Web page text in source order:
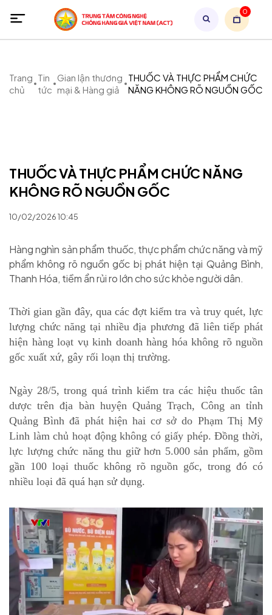
0
Trang
chủ
Tin
tức
Gian lận thương
mại & Hàng giả
THUỐC VÀ THỰC PHẨM CHỨC
NĂNG KHÔNG RÕ NGUỒN GỐC
THUỐC VÀ THỰC PHẨM CHỨC NĂNG
KHÔNG RÕ NGUỒN GỐC
10/02/2026 10:45
Hàng nghìn sản phẩm thuốc, thực phẩm chức năng và mỹ
phẩm không rõ nguồn gốc bị phát hiện tại Quảng Bình,
Thanh Hóa, tiềm ẩn rủi ro lớn cho sức khỏe người dân.
Thời gian gần đây, qua các đợt kiểm tra và truy quét, lực
lượng chức năng tại nhiều địa phương đã liên tiếp phát
hiện hàng loạt vụ kinh doanh hàng hóa không rõ nguồn
gốc xuất xứ, gây rối loạn thị trường.
Ngày 28/5, trong quá trình kiểm tra các hiệu thuốc tân
dược trên địa bàn huyện Quảng Trạch, Công an tỉnh
Quảng Bình đã phát hiện hai cơ sở do Phạm Thị Mỹ
Linh làm chủ hoạt động không có giấy phép. Đồng thời,
lực lượng chức năng thu giữ hơn 5.000 sản phẩm, gồm
gần 100 loại thuốc không rõ nguồn gốc, trong đó có
nhiều loại đã quá hạn sử dụng.